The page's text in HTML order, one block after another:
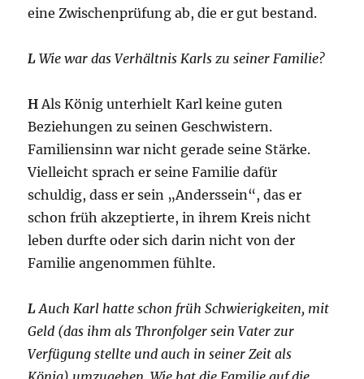
eine Zwischenprüfung ab, die er gut bestand.
L Wie war das Verhältnis Karls zu seiner Familie?
HAls König unterhielt Karl keine guten
Beziehungen zu seinen Geschwistern.
Familiensinn war nicht gerade seine Stärke.
Vielleicht sprach er seine Familie dafür
schuldig, dass er sein „Anderssein“, das er
schon früh akzeptierte, in ihrem Kreis nicht
leben durfte oder sich darin nicht von der
Familie angenommen fühlte.
LAuch Karl hatte schon früh Schwierigkeiten, mit
Geld (das ihm als Thronfolger sein Vater zur
Verfügung stellte und auch in seiner Zeit als